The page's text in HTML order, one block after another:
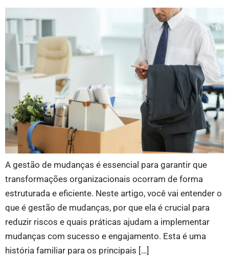
A gestão de mudanças é essencial para garantir que
transformações organizacionais ocorram de forma
estruturada e eficiente. Neste artigo, você vai entender o
que é gestão de mudanças, por que ela é crucial para
reduzir riscos e quais práticas ajudam a implementar
mudanças com sucesso e engajamento. Esta é uma
história familiar para os principais […]